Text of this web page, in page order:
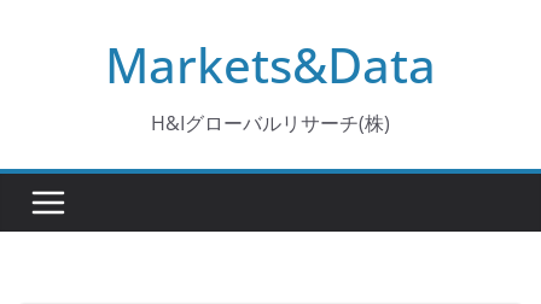
Markets&Data
H&Iグローバルリサーチ(株)